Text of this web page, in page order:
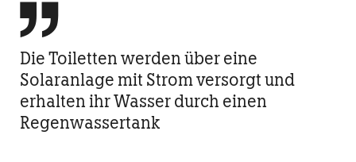

Die Toiletten werden über eine
Solaranlage mit Strom versorgt und
erhalten ihr Wasser durch einen
Regenwassertank